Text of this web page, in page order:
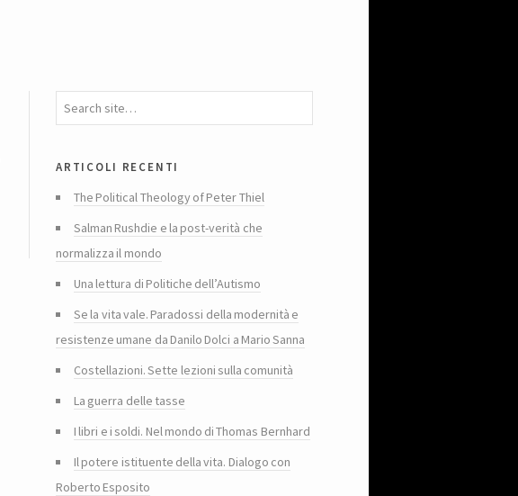
articoli recenti
The Political Theology of Peter Thiel
Salman Rushdie e la post-verità che
normalizza il mondo
Una lettura di Politiche dell’Autismo
Se la vita vale. Paradossi della modernità e
resistenze umane da Danilo Dolci a Mario Sanna
Costellazioni. Sette lezioni sulla comunità
La guerra delle tasse
I libri e i soldi. Nel mondo di Thomas Bernhard
Il potere istituente della vita. Dialogo con
Roberto Esposito